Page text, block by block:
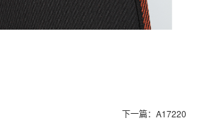
下一篇： A17220